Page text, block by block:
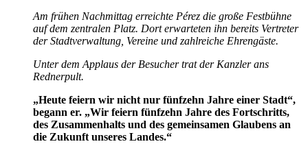
Am frühen Nachmittag erreichte Pérez die große Festbühne
auf dem zentralen Platz. Dort erwarteten ihn bereits Vertreter
der Stadtverwaltung, Vereine und zahlreiche Ehrengäste.
Unter dem Applaus der Besucher trat der Kanzler ans
Rednerpult.
„Heute feiern wir nicht nur fünfzehn Jahre einer Stadt“,
begann er. „Wir feiern fünfzehn Jahre des Fortschritts,
des Zusammenhalts und des gemeinsamen Glaubens an
die Zukunft unseres Landes.“